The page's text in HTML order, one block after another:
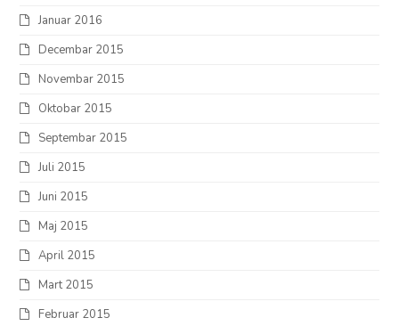
Januar 2016
Decembar 2015
Novembar 2015
Oktobar 2015
Septembar 2015
Juli 2015
Juni 2015
Maj 2015
April 2015
Mart 2015
Februar 2015